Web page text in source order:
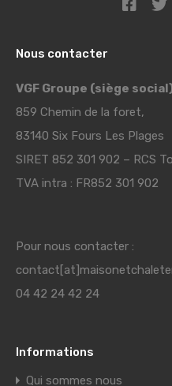
Nous contacter
VGF Groupe (siège
859 Chemin de la foret,
83140 Six Fours Les Plages
SIRET 852 301 902 – RCS
TVA intra : FR852 301 902
Pour nous contacter :
04 42 24 42 24
Informations
Qui sommes nous